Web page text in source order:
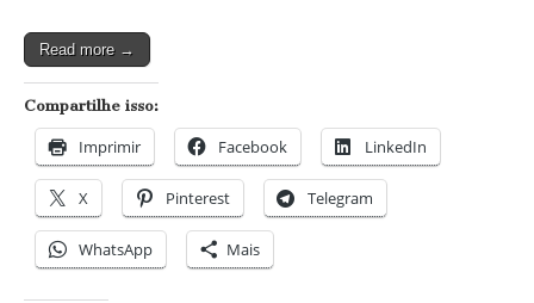
Read more →
Compartilhe isso:
Imprimir Facebook LinkedIn
X Pinterest Telegram
WhatsApp Mais